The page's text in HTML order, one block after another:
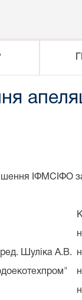
ІФМСІФО
Шуліка А.В.